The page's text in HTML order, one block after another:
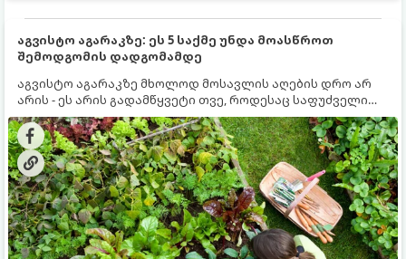
აგვისტო აგარაკზე: ეს 5 საქმე უნდა მოასწროთ
შემოდგომის დადგომამდე
აგვისტო აგარაკზე მხოლოდ მოსავლის აღების დრო არ
არის - ეს არის გადამწყვეტი თვე, როდესაც საფუძველი
ეყრება მომავალი წლის მოსავალს და ბაღი მზადდება
შემოდგომა-ზამთრის სეზონისთვის. იმისათვის, რომ
ნიადაგმა ენერგია აღიდგინოს, ხოლო მცენარეებმა
ზამთარს გაუძლონ, აგვისტოს ბოლომდე 5
მნიშვნელოვანი საქმის გაკეთება უნდა მოასწროთ: